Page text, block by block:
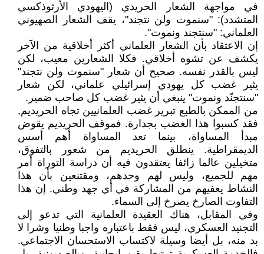
في مواجهة الشعار الحريدي (اليهودي الأرثوذكسي
المتشدد): "سنموت ولن نتجند"، يقف الشعار الصهيوني
العلماني: "سنتجند ونموت".
إن الاعتقاد بأن الشعار العلماني أكثر أخلاقية من الآخر
يكشف عن تشوه أخلاقي. فكلا الشعارين معيب، لكن
ليس بالقدر نفسه. صحيح أن شعار "سنموت ولن نتجند"
يثير غضب كل يهودي إسرائيلي علماني، لكن شعار
"سنتجنّد ونموت" ينبغي أن يثير غضب كل صاحب ضمير.
من الممكن بالطبع تبرير غضب العلمانيين تجاه الحريديم,
فقد كسبوا هذا الغضب بجدارة. فموقف الحريديم يقوض
مبدأ المساواة، بينما تعد المساواة أهم أسس
الديمقراطية. ينطلق الحريديم من شعور بالتفوق،
متخيلين عالما زائفا يعتقدون فيه أن دراسة التوراة أمر
مهم للجميع، وليس لهم وحدهم، ومقتنعين بأن هذا
النشاط يعفيهم من المشاركة في أي جهد وطني. إن هذا
التفاوت الصارخ يصرخ إلى السماء.
وفي المقابل، هناك العقيدة العلمانية التي تدعو إلى
التجنيد العسكري، ليس فقط باعتباره واجبا وطنيا وشرا لا
بد منه، بل أيضا وسيلة لاكتساب الاستحسان الاجتماعي.